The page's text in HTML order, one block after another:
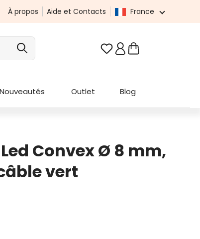
À propos Aide et Contacts France
Vous avez 0 articles
Nouveautés Outlet Blog
Convex Ø 8 mm,
vert